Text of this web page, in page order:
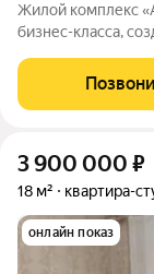
Жилой комплекс «Адали» это
бизнес-класса,
холстом для
потолки от 2,9 м
3 900 000 ₽
18 м² квартира-
онлайн показ